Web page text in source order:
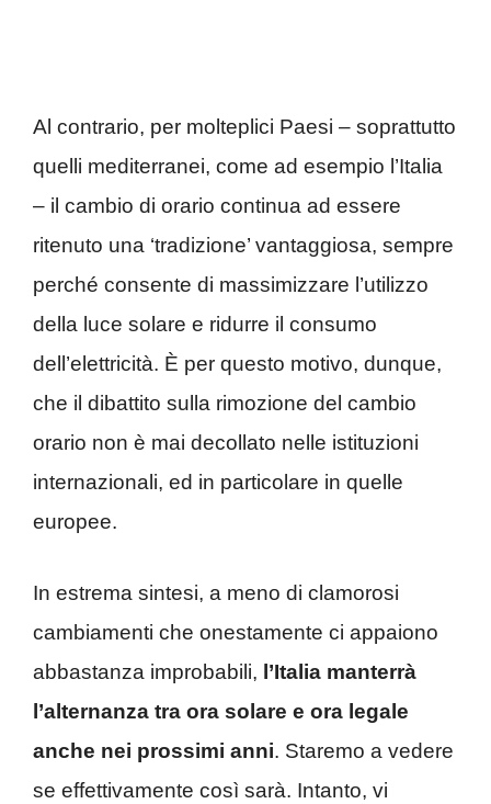
Al contrario, per molteplici Paesi – soprattutto
quelli mediterranei, come ad esempio l’Italia
– il cambio di orario continua ad essere
ritenuto una ‘tradizione’ vantaggiosa, sempre
perché consente di massimizzare l’utilizzo
della luce solare e ridurre il consumo
dell’elettricità. È per questo motivo, dunque,
che il dibattito sulla rimozione del cambio
orario non è mai decollato nelle istituzioni
internazionali, ed in particolare in quelle
europee.
In estrema sintesi, a meno di clamorosi
cambiamenti che onestamente ci appaiono
abbastanza improbabili, l’Italia manterrà
l’alternanza tra ora solare e ora legale
anche nei prossimi anni. Staremo a vedere
se effettivamente così sarà. Intanto, vi